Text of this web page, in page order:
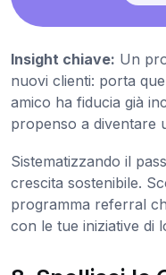
Insight chiave: Un
nuovi clienti: porta
amico ha fiducia già
propenso a diventare
Sistematizzando il
crescita sostenibile.
programma referral
con le tue iniziative di